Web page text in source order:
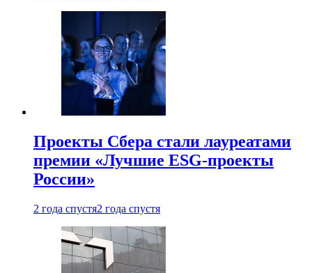
Проекты Сбера стали лауреатами
премии «Лучшие ESG-проекты
России»
2 года спустя2 года спустя